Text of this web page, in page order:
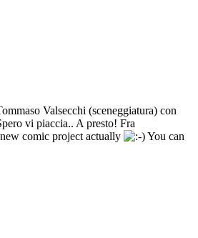
Valsecchi (sceneggiatura) con
vi piaccia.. A presto! Fra
comic project actually
You can